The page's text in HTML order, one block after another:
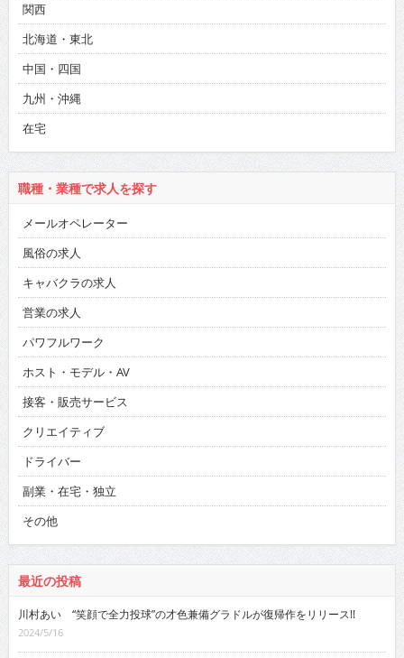
関西
北海道・東北
中国・四国
九州・沖縄
在宅
職種・業種で求人を探す
メールオペレーター
風俗の求人
キャバクラの求人
営業の求人
パワフルワーク
ホスト・モデル・AV
接客・販売サービス
クリエイティブ
ドライバー
副業・在宅・独立
その他
最近の投稿
川村あい “笑顔で全力投球”の才色兼備グラドルが復帰作をリリース!!
2024/5/16